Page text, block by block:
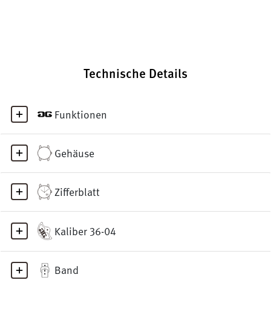
Technische Details
Funktionen
Gehäuse
Zifferblatt
Kaliber 36-04
Band